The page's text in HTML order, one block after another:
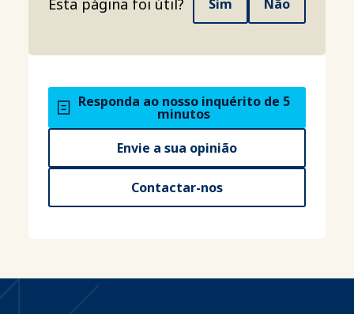
Sim Não
Responda ao nosso inquérito de 5
minutos
Envie a sua opinião
Contactar-nos